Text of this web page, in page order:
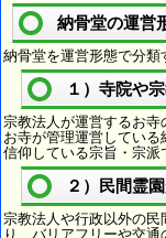
納骨堂の運営
納骨堂を運営形態で分類
１）寺院や
宗教法人が運営するお
お寺が管理運営している
信仰している宗旨・宗派
２）民間霊
宗教法人や行政以外の
り、バリアフリーや交通